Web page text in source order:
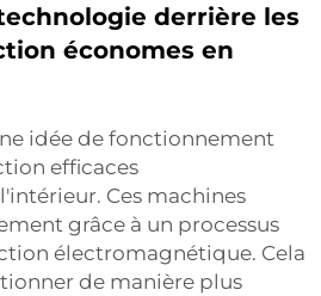
derrière les
économes en
idée de fonctionnement
efficaces
Ces machines
grâce à un processus
électromagnétique. Cela
de manière plus